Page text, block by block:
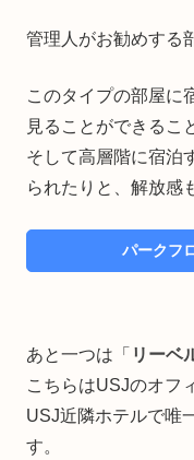
管理人がお勧めする
このタイプの部屋に
見ることができるこ
そして高層階に宿泊
られたりと、解放感
パークフ
あと一つは「 リーベ
こちらはUSJのオフ
USJ近隣ホテルで唯
す。